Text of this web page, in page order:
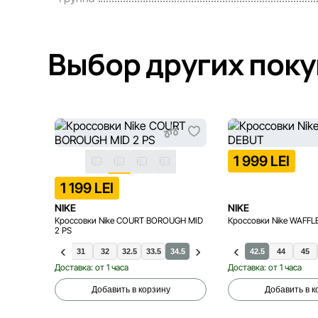
Выбор других
1 199 LEI
NIKE
Кроссовки Nike COURT BOROUGH MID
2 PS
30 31 32 32.5 33.5 34.5
Доставка: от 1 часа
Добавить в корзину
1 999 LEI
NIKE
Кроссовки Nike
40 42 42.5 44 45
Доставка: от 1 часа
Добавить в